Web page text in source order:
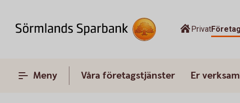
PrivatFöretag
Meny Våra företagstjänster Er